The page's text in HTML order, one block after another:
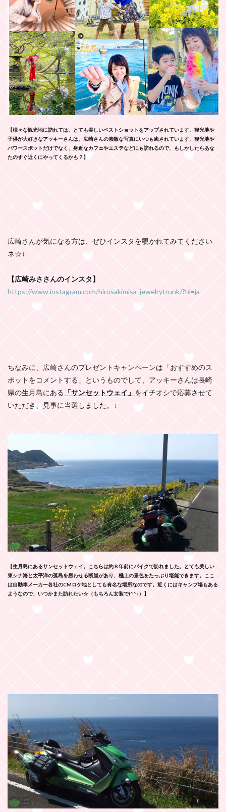
【様々な観光地に訪れては、とても美しいベストショットをアップされています。観光地や
子供が大好きなアッキーさんは、広崎さんの素敵な写真にいつも癒されています
観光地や
パワースポットだけでなく、身近なカフェやエステなどにも訪れるので、もしかしたらあな
たのすぐ近くにやってくるかも？】
広崎さんが気になる方は、ぜひインスタを覗かれてみてください
ネ☆↓
【広崎みささんのインスタ】
https://www.instagram.com/hirosakimisa_jewelrytrunk/?hl=ja
ちなみに、広崎さんのプレゼントキャンペーンは「おすすめのス
ポットをコメントする」というものでして、アッキーさんは長崎
県の生月島にある 「サンセットウェイ」 をイチオシで応募させて
いただき、見事に当選しました。↓
【生月島にあるサンセットウェイ。こちらは約８年前にバイクで訪れました。とても美しい
東シナ海と太平洋の孤島を思わせる断崖があり、極上の景色をたっぷり堪能できます。ここ
は自動車メーカー各社のCMロケ地としても有名な場所なのです。近くにはキャンプ場もある
ようなので、いつかまた訪れたい☆（もちろん女装で(^^♪）】